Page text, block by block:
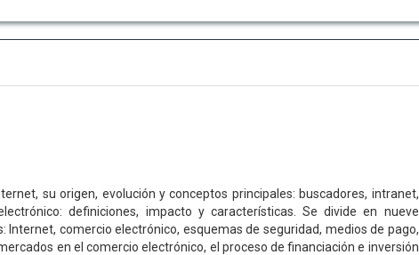
su origen, evolución y conceptos principales: buscadores, intranet,
definiciones, impacto y características. Se divide en nueve
comercio electrónico, esquemas de seguridad, medios de pago,
en el comercio electrónico, el proceso de financiación e inversión